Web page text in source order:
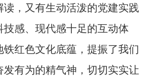
读，又有生动活泼的党建实践
技感、现代感十足的互动体
铁红色文化底蕴，提振了我们
发有为的精气神，切切实实让